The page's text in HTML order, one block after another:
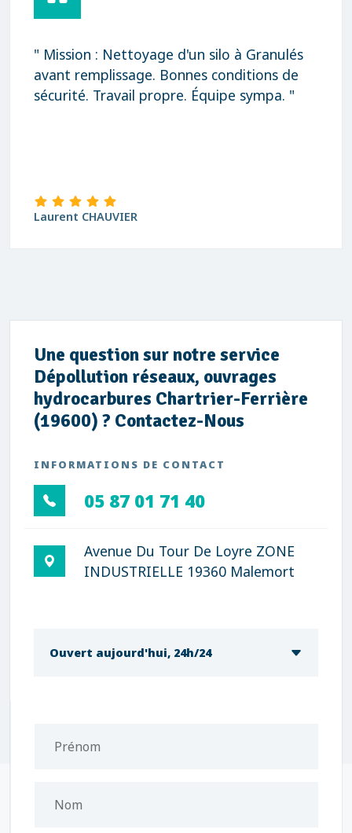
" Rapidité, qualité et prix très correct
Merci "
david Blanchard
Une question sur notre service
Dépollution réseaux, ouvrages
hydrocarbures Chartrier-Ferrière
(19600) ? Contactez-Nous
INFORMATIONS DE CONTACT
05 87 01 71 40
Avenue Du Tour De Loyre ZONE
INDUSTRIELLE 19360 Malemort
Ouvert aujourd'hui, 24h/24
Prénom
Nom